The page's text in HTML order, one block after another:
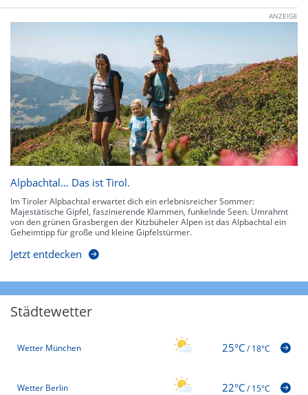
ANZEIGE
Alpbachtal… Das ist Tirol.
Im Tiroler Alpbachtal erwartet dich ein erlebnisreicher Sommer:
Majestätische Gipfel, faszinierende Klammen, funkelnde Seen. Umrahmt
von den grünen Grasbergen der Kitzbüheler Alpen ist das Alpbachtal ein
Geheimtipp für große und kleine Gipfelstürmer.
Jetzt entdecken
Städtewetter
Wetter München 25°C/18°C
Wetter Berlin 22°C/15°C